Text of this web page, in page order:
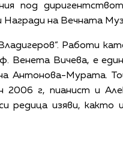
под
на Вечната
Работи
Венета Вичева, е
Антонова-Мурата.
г, пианист и
редица изяви, както